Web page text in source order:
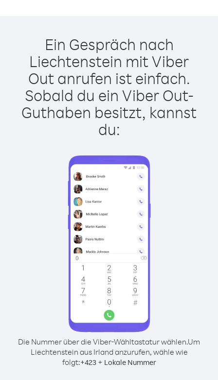
Ein Gespräch nach
Liechtenstein mit Viber
Out anrufen ist einfach.
Sobald du ein Viber Out-
Guthaben besitzt, kannst
du:
Die Nummer über die Viber-Wähltastatur wählen.Um
Liechtenstein aus Irland anzurufen, wähle wie
folgt:+423+ Lokale Nummer